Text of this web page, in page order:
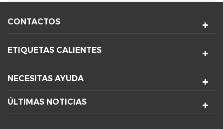
CONTACTOS
ETIQUETAS CALIENTES
NECESITAS AYUDA
ÚLTIMAS NOTICIAS